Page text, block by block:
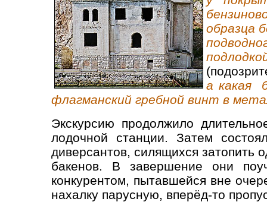
образца
а какая
флагманский гребной винт в
Экскурсию продолжило
лодочной станции. Затем
диверсантов, силящихся
бакенов. В завершение они
конкурентом, пытавшейся вне
нахалку парусную, вперёд-то